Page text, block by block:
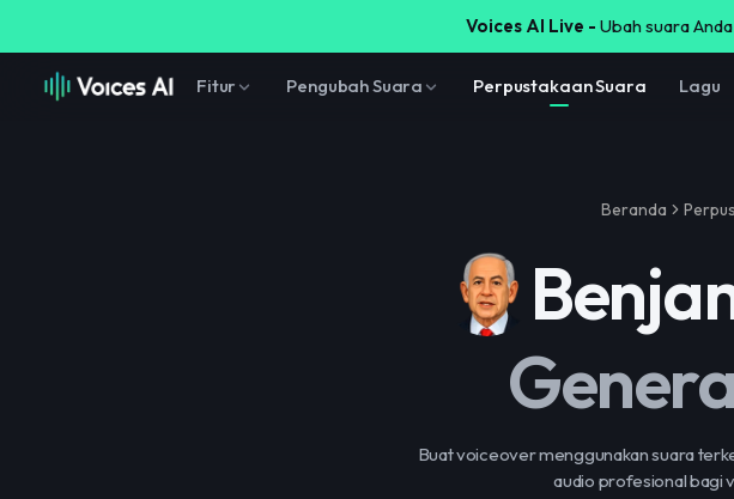
Voices AI Live - Ubah suara
Fitur Pengubah Suara Perpustakaan Suara Lagu
Beranda
Buat voiceover menggunakan suara
audio profesional bagi